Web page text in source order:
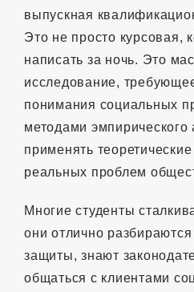
выпускная
Это не просто курсовая,
написать за ночь. Это
исследование,
понимания социальных
методами эмпирического
применять
реальных проблем
Многие студенты
они отлично
защиты, знают
общаться с клиентами